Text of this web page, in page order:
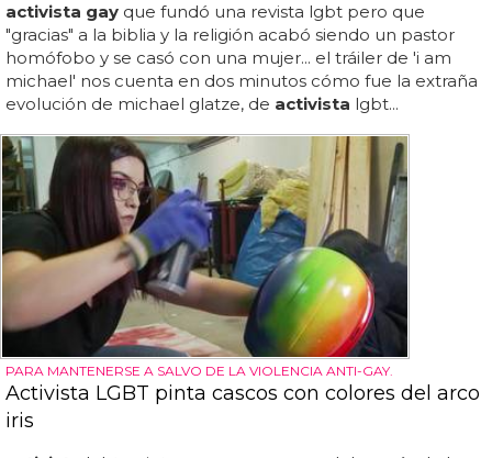
activista gay que fundó una revista lgbt pero que
"gracias" a la biblia y la religión acabó siendo un pastor
homófobo y se casó con una mujer... el tráiler de 'i am
michael' nos cuenta en dos minutos cómo fue la extraña
evolución de michael glatze, de activista lgbt...
PARA MANTENERSE A SALVO DE LA VIOLENCIA ANTI-GAY.
Activista LGBT pinta cascos con colores del arco
iris